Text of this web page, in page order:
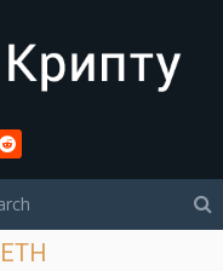
ETH